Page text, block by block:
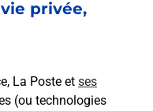
privée,
La Poste et ses
(ou technologies
un
un